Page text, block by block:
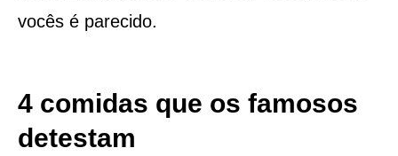
vocês é parecido.
4 comidas que os famosos
detestam